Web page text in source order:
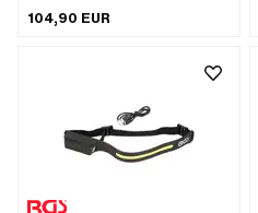
Breite: 1000 mm · Gesamtlänge:
104,90 EUR